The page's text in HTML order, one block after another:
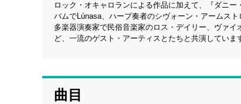
ロック・オキャロランによる作品に加えて、『ダニ
バムでLúnasa、ハープ奏者のシヴォーン・アームス
多楽器演奏家で民俗音楽家のロス・デイリー、ヴァ
ど、一流のゲスト・アーティスとたちと共演していま
曲目